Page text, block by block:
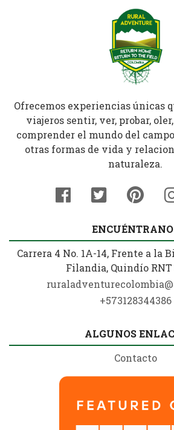
Ofrecemos experiencias únicas
viajeros sentir, ver, probar,
comprender el mundo del
otras formas de vida y
naturaleza.
Carrera 4 No. 1A-14, Frente a la
Filandia, Quindío RNT
+573128344386
ALGUNOS
Contacto